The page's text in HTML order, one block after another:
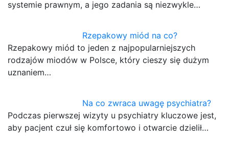
systemie prawnym, a jego zadania są niezwykle…
Rzepakowy miód na co?
Rzepakowy miód to jeden z najpopularniejszych
rodzajów miodów w Polsce, który cieszy się dużym
uznaniem…
Na co zwraca uwagę psychiatra?
Podczas pierwszej wizyty u psychiatry kluczowe jest,
aby pacjent czuł się komfortowo i otwarcie dzielił…